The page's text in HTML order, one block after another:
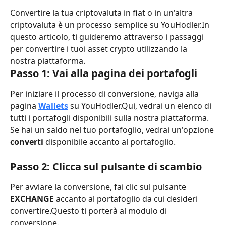
Convertire la tua criptovaluta in fiat o in un'altra
criptovaluta è un processo semplice su YouHodler.In
questo articolo, ti guideremo attraverso i passaggi
per convertire i tuoi asset crypto utilizzando la
nostra piattaforma.
Passo 1: Vai alla pagina dei portafogli
Per iniziare il processo di conversione, naviga alla
pagina Wallets su YouHodler.Qui, vedrai un elenco di
tutti i portafogli disponibili sulla nostra piattaforma.
Se hai un saldo nel tuo portafoglio, vedrai un'opzione
converti disponibile accanto al portafoglio.
Passo 2: Clicca sul pulsante di scambio
Per avviare la conversione, fai clic sul pulsante
EXCHANGE accanto al portafoglio da cui desideri
convertire.Questo ti porterà al modulo di